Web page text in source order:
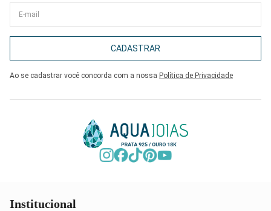
CADASTRAR
Ao se cadastrar você concorda com a nossa Política de Privacidade
Institucional